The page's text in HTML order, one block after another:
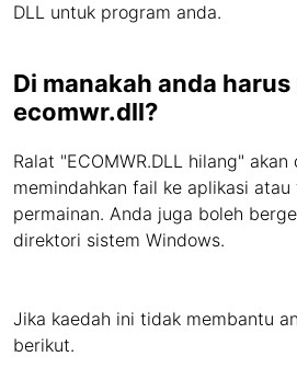
DLL untuk program anda.
Di manakah anda
ecomwr.dll?
Ralat "ECOMWR.DLL hilang"
memindahkan fail ke aplikasi
permainan. Anda juga boleh
direktori sistem Windows.
Jika kaedah ini tidak membantu
berikut.